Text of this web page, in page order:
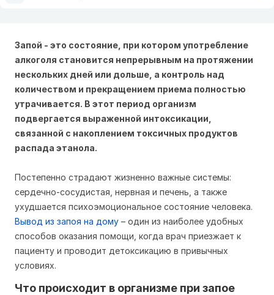
Запой - это состояние, при котором употребление
алкоголя становится непрерывным на протяжении
нескольких дней или дольше, а контроль над
количеством и прекращением приема полностью
утрачивается. В этот период организм
подвергается выраженной интоксикации,
связанной с накоплением токсичных продуктов
распада этанола.
Постепенно страдают жизненно важные системы:
сердечно-сосудистая, нервная и печень, а также
ухудшается психоэмоциональное состояние человека.
Вывод из запоя на дому – один из наиболее удобных
способов оказания помощи, когда врач приезжает к
пациенту и проводит детоксикацию в привычных
условиях.
Что происходит в организме при запое